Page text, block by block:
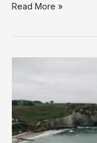
Tourisme
Découvrez
Activités
Incontournables
dans
Read More »